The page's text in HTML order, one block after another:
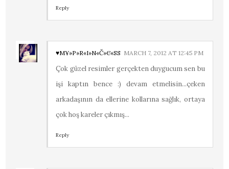
Reply
♥МҰ»P»R«I»N«Č»Є«SS MARCH 7, 2012 AT 12:45 PM
Çok güzel resimler gerçekten duygucum sen bu
işi kaptın bence :) devam etmelisin...çeken
arkadaşının da ellerine kollarına sağlık, ortaya
çok hoş kareler çıkmış...
Reply